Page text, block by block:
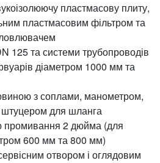
пластмасову плиту,
пластмасовим фільтром та
125 та системи трубопроводів
діаметром 1000 мм та
з соплами, манометром,
штуцером для шланга
промивання 2 дюйма (для
600 мм та 800 мм)
отвором і оглядовим